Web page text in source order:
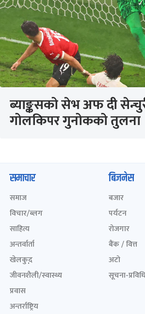
ब्याङ्कसको सेभ अफ दी
गोलकिपर गुनोकको तुलना
समाचार
समाज
विचार/ब्लग
साहित्य
अन्तर्वार्ता
खेलकुद़़
जीवनशैली/स्वास्थ्य
प्रवास
अन्तर्राष्ट्रिय
बिजनेस
बजार
पर्यटन
रोजगार
बैंक / वित्त
अटो
सूचना-